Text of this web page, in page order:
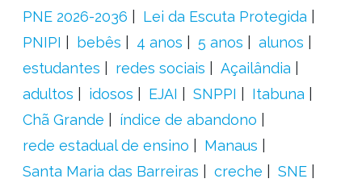
PNE 2026-2036
Lei da Escuta Protegida
PNIPI
bebês 4 anos 5 anos
alunos
estudantes
redes sociais
Açailândia
adultos
idosos EJAI SNPPI
Itabuna
Chã Grande
índice de abandono
rede estadual de ensino
Manaus
Santa Maria das Barreiras
creche
SNE